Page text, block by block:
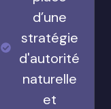
d’une
stratégie
d'autorité
naturelle
et